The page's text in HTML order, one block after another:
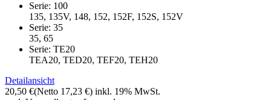
Serie: 100
135, 135V, 148, 152, 152F, 152S, 152V
Serie: 35
35, 65
Serie: TE20
TEA20, TED20, TEF20, TEH20
Detailansicht
20,50 €(Netto 17,23 €) inkl. 19% MwSt.